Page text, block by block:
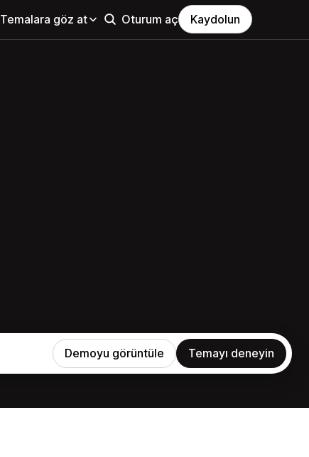
Temalara göz at Oturum aç Kaydolun
Demoyu görüntüle Temayı deneyin